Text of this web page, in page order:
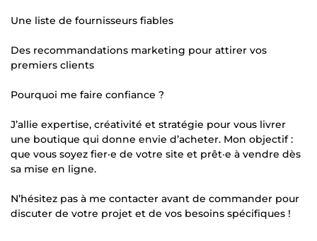
Une liste de fournisseurs fiables
Des recommandations marketing pour attirer vos
premiers clients
Pourquoi me faire confiance ?
J’allie expertise, créativité et stratégie pour vous livrer
une boutique qui donne envie d’acheter. Mon objectif :
que vous soyez fier·e de votre site et prêt·e à vendre dès
sa mise en ligne.
N’hésitez pas à me contacter avant de commander pour
discuter de votre projet et de vos besoins spécifiques !